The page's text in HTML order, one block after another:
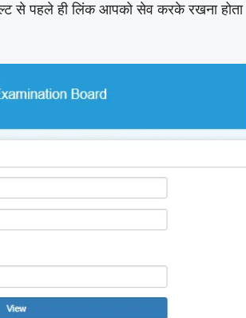
से पहले ही लिंक आपको सेव करके रखना होता